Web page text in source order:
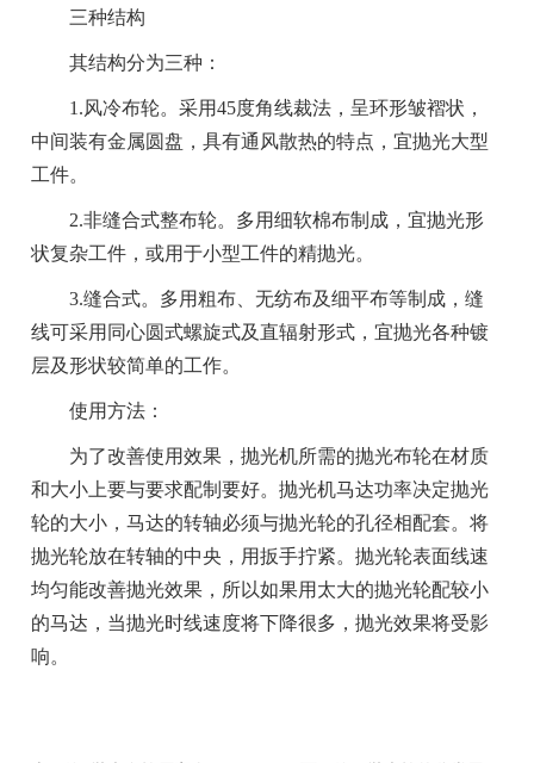
三种结构
其结构分为三种：
1.风冷布轮。采用45度角线裁法，呈环形皱褶状，
中间装有金属圆盘，具有通风散热的特点，宜抛光大型
工件。
2.非缝合式整布轮。多用细软棉布制成，宜抛光形
状复杂工件，或用于小型工件的精抛光。
3.缝合式。多用粗布、无纺布及细平布等制成，缝
线可采用同心圆式螺旋式及直辐射形式，宜抛光各种镀
层及形状较简单的工作。
使用方法：
为了改善使用效果，抛光机所需的抛光布轮在材质
和大小上要与要求配制要好。抛光机马达功率决定抛光
轮的大小，马达的转轴必须与抛光轮的孔径相配套。将
抛光轮放在转轴的中央，用扳手拧紧。抛光轮表面线速
均匀能改善抛光效果，所以如果用太大的抛光轮配较小
的马达，当抛光时线速度将下降很多，抛光效果将受影
响。